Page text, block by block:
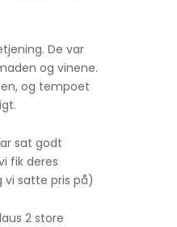
De var
og vinene.
og tempoet
sat godt
fik deres
satte pris på)
2 store